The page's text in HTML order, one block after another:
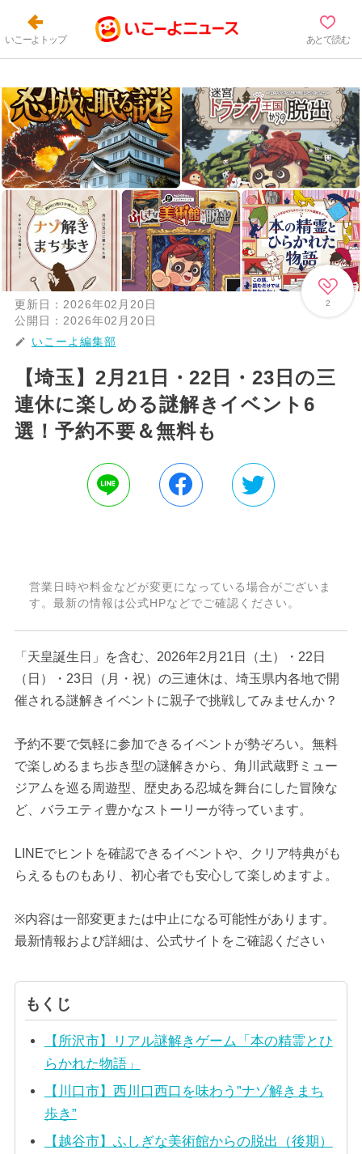
いこーよトップ あとで読む
2
更新日： 2026年02月20日
公開日： 2026年02月20日
いこーよ編集部
【埼玉】2月21日・22日・23日の三
連休に楽しめる謎解きイベント6
選！予約不要＆無料も
営業日時や料金などが変更になっている場合がございま
す。最新の情報は公式HPなどでご確認ください。
「天皇誕生日」を含む、2026年2月21日（土）・22日
（日）・23日（月・祝）の三連休は、埼玉県内各地で開
催される謎解きイベントに親子で挑戦してみませんか？
予約不要で気軽に参加できるイベントが勢ぞろい。無料
で楽しめるまち歩き型の謎解きから、角川武蔵野ミュー
ジアムを巡る周遊型、歴史ある忍城を舞台にした冒険な
ど、バラエティ豊かなストーリーが待っています。
LINEでヒントを確認できるイベントや、クリア特典がも
らえるものもあり、初心者でも安心して楽しめますよ。
※内容は一部変更または中止になる可能性があります。
最新情報および詳細は、公式サイトをご確認ください
もくじ
【所沢市】リアル謎解きゲーム「本の精霊とひ
らかれた物語」
【川口市】西川口西口を味わう”ナゾ解きまち
歩き”
【越谷市】ふしぎな美術館からの脱出（後期）